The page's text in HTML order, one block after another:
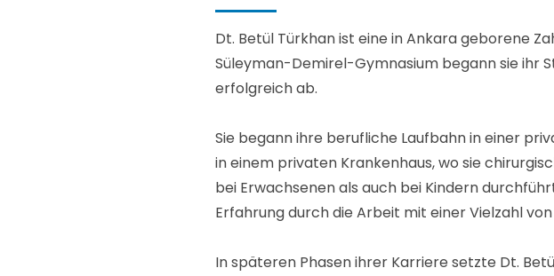
Dt. Betül Türkhan ist eine in Ankara geborene
Süleyman-Demirel-Gymnasium begann sie ihr
erfolgreich ab.
Sie begann ihre berufliche Laufbahn in einer
in einem privaten Krankenhaus, wo sie
bei Erwachsenen als auch bei Kindern
Erfahrung durch die Arbeit mit einer Vielzahl
In späteren Phasen ihrer Karriere setzte Dt.